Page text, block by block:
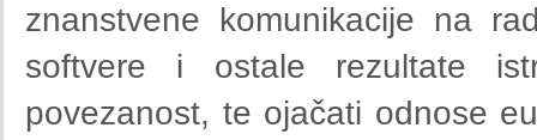
znanstvene komunikacije na
softvere i ostale rezultate
povezanost, te ojačati odnose